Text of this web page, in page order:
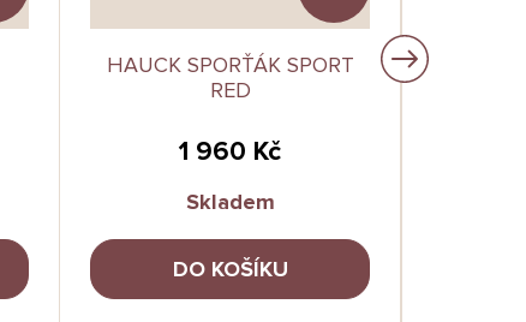
HAUCK SPORŤÁK SPORT
RED
1 960 Kč
Skladem
DO KOŠÍKU